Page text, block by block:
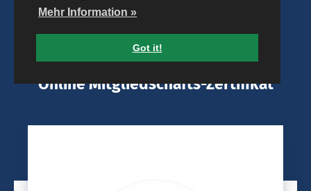
Mehr Information »
Got it!
Online Mitgliedschafts-Zertifikat